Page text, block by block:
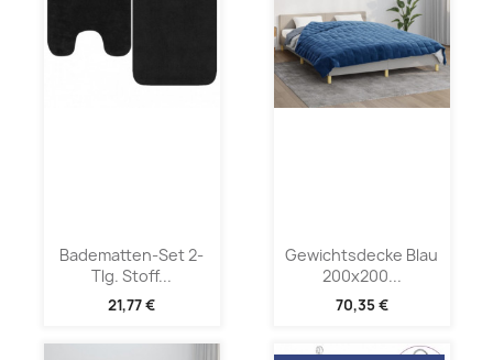
Badematten-Set 2-
Tlg. Stoff...
21,77 €
Gewichtsdecke Blau
200x200...
70,35 €